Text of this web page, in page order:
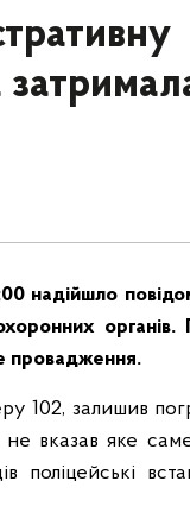
надійшло
органів.
провадження.
102, залишив
вказав яке
поліцейські